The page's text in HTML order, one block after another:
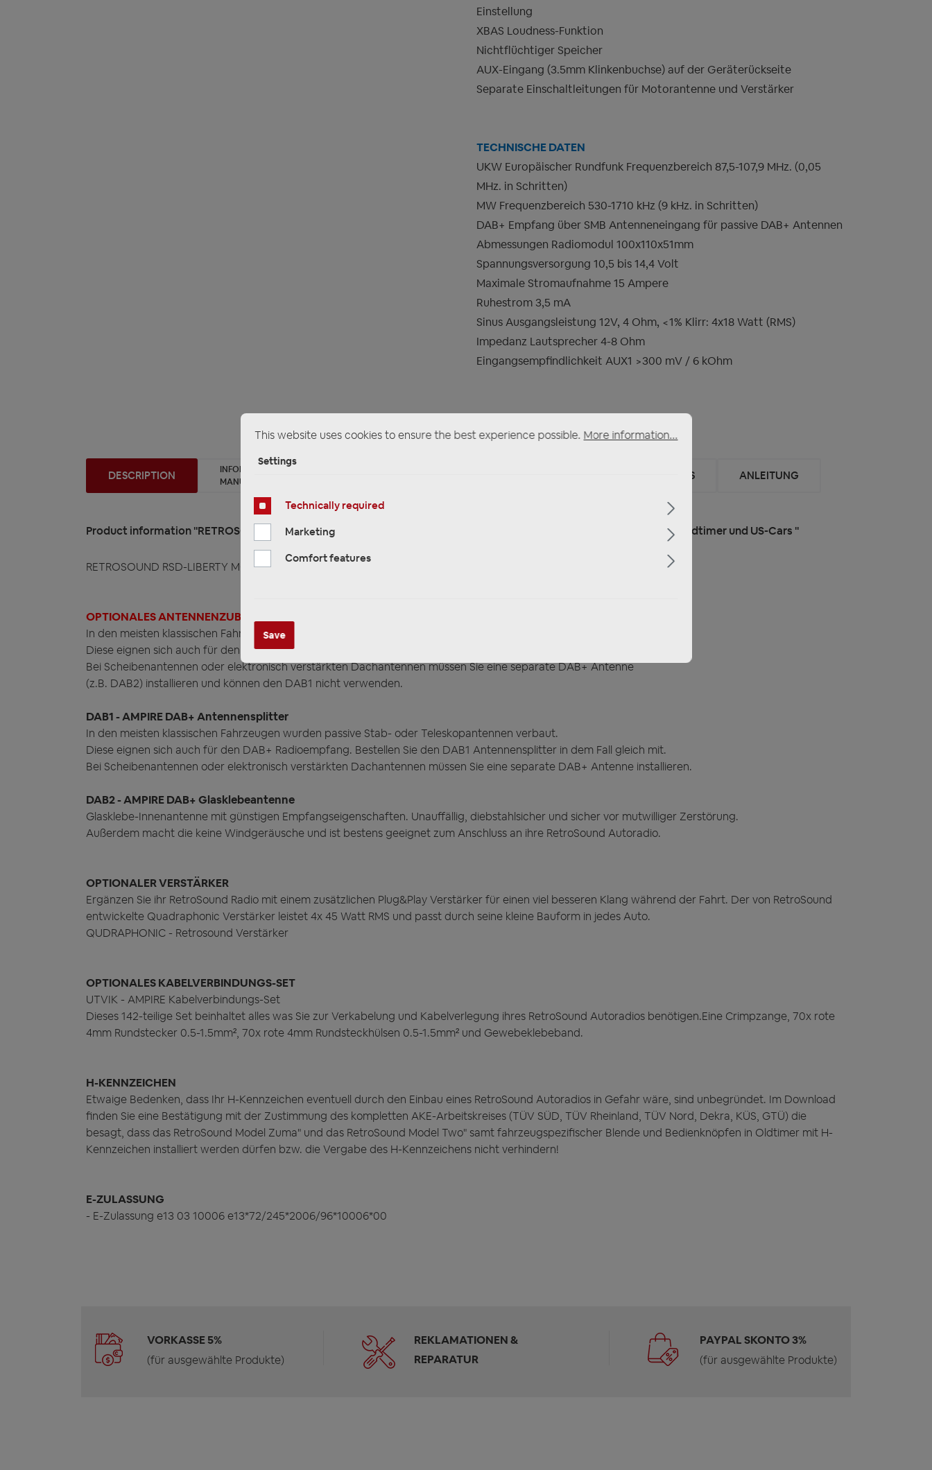
Einstellung
XBAS Loudness-Funktion
Nichtflüchtiger Speicher
AUX-Eingang (3.5mm Klinkenbuchse) auf der Geräterückseite
Separate Einschaltleitungen für Motorantenne und Verstärker
TECHNISCHE DATEN
UKW Europäischer Rundfunk Frequenzbereich 87,5-107,9 MHz. (0,05
MHz. in Schritten)
MW Frequenzbereich 530-1710 kHz (9 kHz. in Schritten)
DAB+ Empfang über SMB Antenneneingang für passive DAB+ Antennen
Abmessungen Radiomodul 100x110x51mm
Spannungsversorgung 10,5 bis 14,4 Volt
Maximale Stromaufnahme 15 Ampere
Ruhestrom 3,5 mA
Sinus Ausgangsleistung 12V, 4 Ohm, <1% Klirr: 4x18 Watt (RMS)
Impedanz Lautsprecher 4-8 Ohm
Eingangsempfindlichkeit AUX1 >300 mV / 6 kOhm
DESCRIPTION
INFORMATION ON PRODUCT SAFETY
MANUFACTURER/EU RESPONSIBLE PERSON
REVIEWS ANLEITUNG
Product information "RETROSOUND RSD-LIBERTY MOTOR-1DAB DAB+ Autoradio im Design "Liberty" Autoradio für Oldtimer und US-Cars "
RETROSOUND RSD-LIBERTY MOTOR-1DAB DAB+ Autoradio im Design "Liberty" Autoradio für Oldtimer und US-Cars
OPTIONALES ANTENNENZUBEHÖR
In den meisten klassischen Fahrzeugen wurden passive Stab- oder Teleskopantennen verbaut.
Diese eignen sich auch für den DAB+ Radioempfang.
Bei Scheibenantennen oder elektronisch verstärkten Dachantennen müssen Sie eine separate DAB+ Antenne
(z.B. DAB2) installieren und können den DAB1 nicht verwenden.
DAB1 - AMPIRE DAB+ Antennensplitter
In den meisten klassischen Fahrzeugen wurden passive Stab- oder Teleskopantennen verbaut.
Diese eignen sich auch für den DAB+ Radioempfang. Bestellen Sie den DAB1 Antennensplitter in dem Fall gleich mit.
Bei Scheibenantennen oder elektronisch verstärkten Dachantennen müssen Sie eine separate DAB+ Antenne installieren.
DAB2 - AMPIRE DAB+ Glasklebeantenne
Glasklebe-Innenantenne mit günstigen Empfangseigenschaften. Unauffällig, diebstahlsicher und sicher vor mutwilliger Zerstörung.
Außerdem macht die keine Windgeräusche und ist bestens geeignet zum Anschluss an ihre RetroSound Autoradio.
OPTIONALER VERSTÄRKER
Ergänzen Sie ihr RetroSound Radio mit einem zusätzlichen Plug&Play Verstärker für einen viel besseren Klang während der Fahrt. Der von RetroSound
entwickelte Quadraphonic Verstärker leistet 4x 45 Watt RMS und passt durch seine kleine Bauform in jedes Auto.
QUDRAPHONIC - Retrosound Verstärker
OPTIONALES KABELVERBINDUNGS-SET
UTVIK - AMPIRE Kabelverbindungs-Set
Dieses 142-teilige Set beinhaltet alles was Sie zur Verkabelung und Kabelverlegung ihres RetroSound Autoradios benötigen.Eine Crimpzange, 70x rote
4mm Rundstecker 0.5-1.5mm², 70x rote 4mm Rundsteckhülsen 0.5-1.5mm² und Gewebeklebeband.
H-KENNZEICHEN
Etwaige Bedenken, dass Ihr H-Kennzeichen eventuell durch den Einbau eines RetroSound Autoradios in Gefahr wäre, sind unbegründet. Im Download
finden Sie eine Bestätigung mit der Zustimmung des kompletten AKE-Arbeitskreises (TÜV SÜD, TÜV Rheinland, TÜV Nord, Dekra, KÜS, GTÜ) die
besagt, dass das RetroSound Model Zuma" und das RetroSound Model Two" samt fahrzeugspezifischer Blende und Bedienknöpfen in Oldtimer mit H-
Kennzeichen installiert werden dürfen bzw. die Vergabe des H-Kennzeichens nicht verhindern!
E-ZULASSUNG
- E-Zulassung e13 03 10006 e13*72/245*2006/96*10006*00
VORKASSE 5%
(für ausgewählte Produkte)
REKLAMATIONEN &
REPARATUR
PAYPAL SKONTO 3%
(für ausgewählte Produkte)
This website uses cookies to ensure the best experience possible. More information...
Settings
Technically required
Marketing
Comfort features
Save